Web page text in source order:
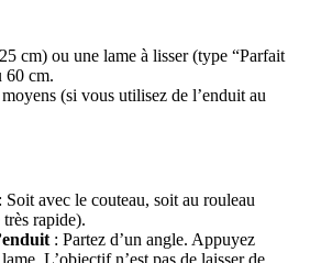
cm) ou une lame à lisser (type “Parfait
60 cm.
(si vous utilisez de l’enduit au
avec le couteau, soit au rouleau
rapide).
: Partez d’un angle. Appuyez